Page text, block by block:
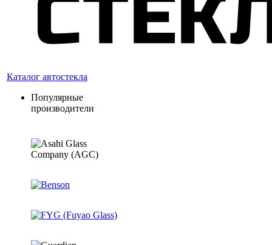
Каталог автостекла
Популярные
производители